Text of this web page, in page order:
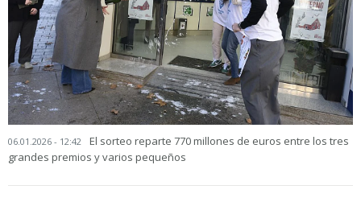
06.01.2026 - 12:42
El sorteo reparte 770 millones de euros entre los tres
grandes premios y varios pequeños